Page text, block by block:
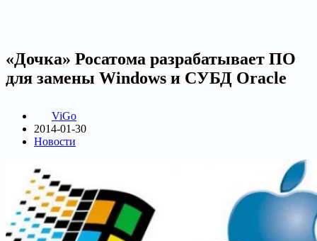
«Дочка» Росатома разрабатывает ПО
для замены Windows и СУБД Oracle
ViGo
2014-01-30
Новости